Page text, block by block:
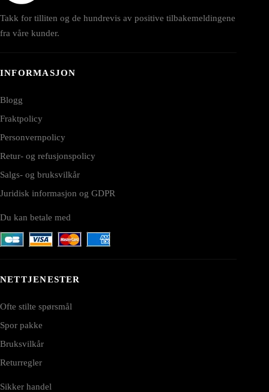
Takk for tilliten og de hundrevis av positive tilbakemeldingene
fra våre kunder.
INFORMASJON
Blogg
Fraktpolicy
Personvernpolicy
Retur- og refusjonspolicy
Salgs- og bruksvilkår
Juridisk informasjon og GDPR
Du kan betale med
NETTJENESTER
Ofte stilte spørsmål
Spor pakke
Bruksvilkår
Returregler
Sikker handel